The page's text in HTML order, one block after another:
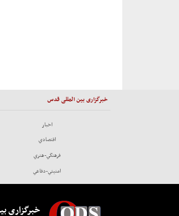
خبرگزاری بین المللی قدس
اخبار
اقتصادي
فرهنگي-هنري
امنيتي-دفاعي
خبرگزاری